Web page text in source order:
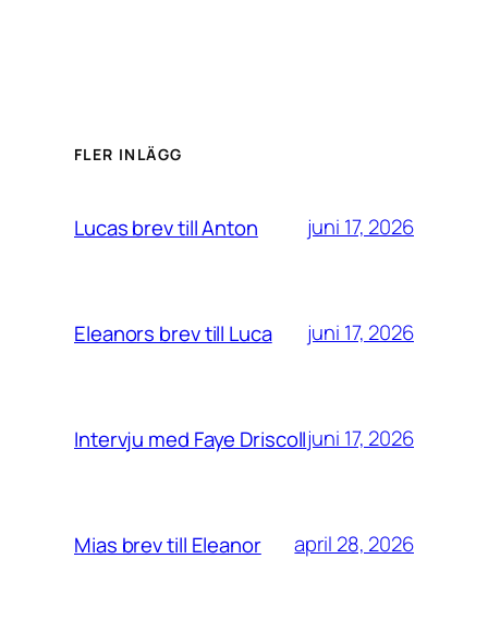
FLER INLÄGG
Lucas brev till Anton juni 17, 2026
Eleanors brev till Luca juni 17, 2026
Intervju med Faye Driscolljuni 17, 2026
Mias brev till Eleanor april 28, 2026